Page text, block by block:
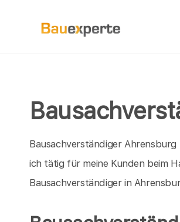
Bausachverständiger
ich tätig für meine Kunden beim
Bausachverständiger in